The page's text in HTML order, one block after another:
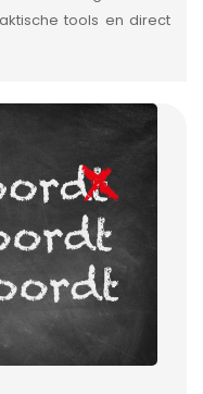
tools en direct